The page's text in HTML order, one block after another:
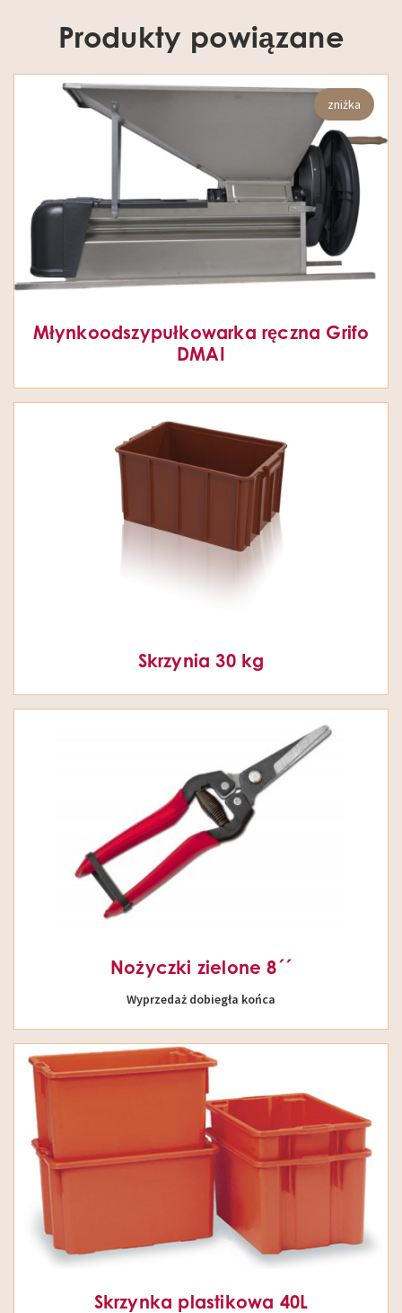
Produkty powiązane
zniżka
Młynkoodszypułkowarka ręczna Grifo
DMAI
Skrzynia 30 kg
Nożyczki zielone 8´´
Wyprzedaż dobiegła końca
Skrzynka plastikowa 40L